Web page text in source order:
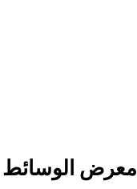
معرض الوسائط